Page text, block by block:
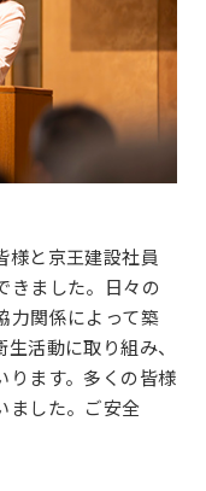
様と京王建設社員
きました。日々の
力関係によって築
活動に取り組み、
ります。多くの皆様
ました。ご安全